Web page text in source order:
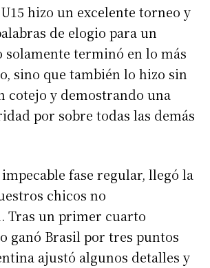
hizo un excelente torneo y
de elogio para un
solamente terminó en lo más
sino que también lo hizo sin
cotejo y demostrando una
por sobre todas las demás
fase regular, llegó la
chicos no
Tras un primer cuarto
ganó Brasil por tres puntos
ajustó algunos detalles y